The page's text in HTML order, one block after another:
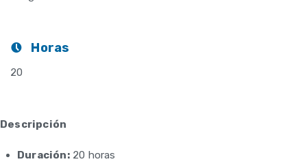
Horas
20
Descripción
Duración:20 horas